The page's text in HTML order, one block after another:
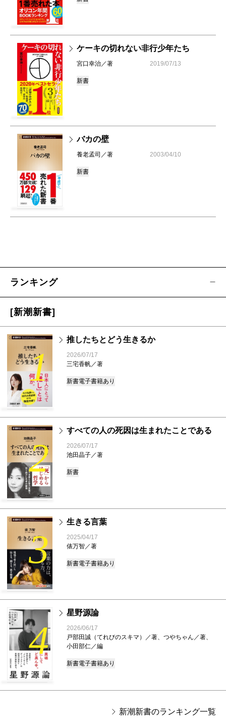
ケーキの切れない非行少年たち
宮口幸治／著 2019/07/13
新書
バカの壁
養老孟司／著 2003/04/10
新書
ランキング
[新潮新書]
1
推したちとどう生きるか
2026/07/17
三宅香帆／著
新書電子書籍あり
2
すべての人の死因は生まれたことである
2026/07/17
池田晶子／著
新書
3
生きる言葉
2025/04/17
俵万智／著
新書電子書籍あり
4
星野源論
2026/06/17
戸部田誠（てれびのスキマ）／著、つやちゃん／著、
小田部仁／編
新書電子書籍あり
新潮新書のランキング一覧